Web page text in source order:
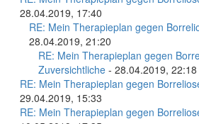
28.04.2019, 17:40
RE: Mein Therapieplan gegen
28.04.2019, 21:20
RE: Mein Therapieplan gegen
Zuversichtliche - 28.04.2019, 22:18
RE: Mein Therapieplan gegen
29.04.2019, 15:33
RE: Mein Therapieplan gegen